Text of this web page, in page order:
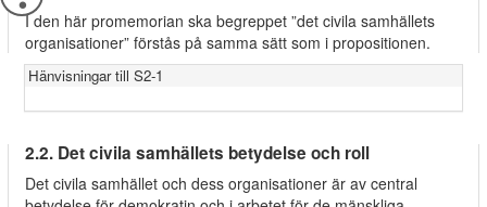
I den här promemorian ska begreppet ”det civila samhällets
organisationer” förstås på samma sätt som i propositionen.
Hänvisningar till S2-1
2.2. Det civila samhällets betydelse och roll
Det civila samhället och dess organisationer är av central